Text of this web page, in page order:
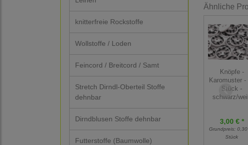
knitterfreie Rockstoffe
Wollstoffe / Loden
Feincord / Breitcord / Samt
Stretch Dirndl-Oberteil Stoffe
dehnbar
Dirndblusen Stoffe dehnbar
Futterstoffe (Baumwolle)
Ähnliche
Knöpfe -
Karomuster -
Stück -
schwarz/
3,00 € *
Grundpreis:
Stück